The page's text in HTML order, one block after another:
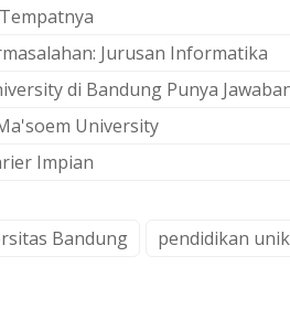
Jurusan Informatika
di Bandung Punya
University
Impian
Bandung pendidikan unik